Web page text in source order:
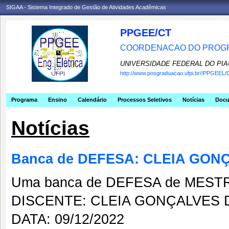
SIGAA - Sistema Integrado de Gestão de Atividades Acadêmicas
PPGEE/CT
COORDENACAO DO
UNIVERSIDADE FEDERAL DO
http://www.posgraduacao.ufpi.br//PPGEEL/
Programa Ensino Calendário Processos Seletivos Notícias
Notícias
Banca de DEFESA: CLEIA
Uma banca de DEFESA de
DISCENTE: CLEIA GONÇALVES
DATA: 09/12/2022